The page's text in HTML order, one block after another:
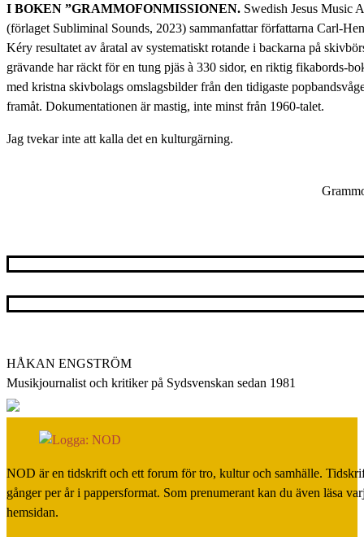
I BOKEN ”GRAMMOFONMISSIONEN. Swedish Jesus Music
(förlaget Subliminal Sounds, 2023) sammanfattar författarna Carl-
Kéry resultatet av åratal av systematiskt rotande i backarna på
grävande har räckt för en tung pjäs à 330 sidor, en riktig fikabords-
med kristna skivbolags omslagsbilder från den tidigaste
framåt. Dokumentationen är mastig, inte minst från 1960-talet.
Jag tvekar inte att kalla det en kulturgärning.
HÅKAN ENGSTRÖM
Musikjournalist och kritiker på Sydsvenskan sedan 1981
NOD är en tidskrift och ett forum för tro, kultur och samhälle.
gånger per år i pappersformat. Som prenumerant kan du även läsa
hemsidan.